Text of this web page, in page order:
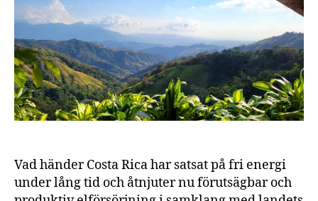
Vad händer Costa Rica har satsat på fri energi
under lång tid och åtnjuter nu förutsägbar och